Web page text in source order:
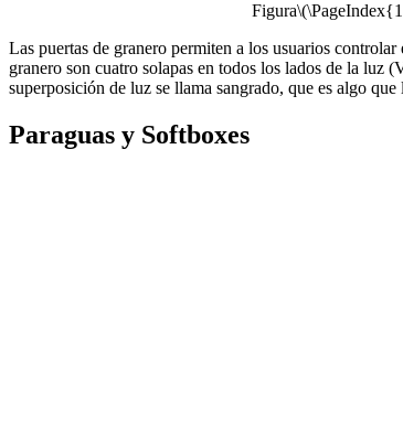
Figura
Las puertas de granero permiten a los usuarios
granero son cuatro solapas en todos los lados de la luz
superposición de luz se llama sangrado, que es algo
Paraguas y Softboxes